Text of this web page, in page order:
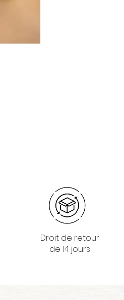
Droit de retour
de 14 jours